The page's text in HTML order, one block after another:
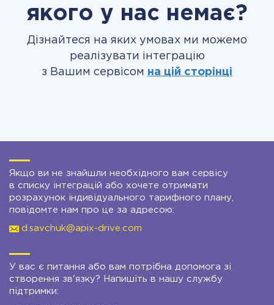
якого у нас немає?
Дізнайтеся на яких умовах ми можемо
реалізувати інтеграцію
з Вашим сервісом на цій сторінці
Якщо ви не знайшли необхідного вам сервісу
в списку інтеграцій або хочете отримати
розрахунок індивідуального тарифного плану,
повідомте нам про це за адресою:
d.savchuk@apix-drive.com
У вас є питання або вам потрібна допомога зі
створення зв'язку? Напишіть в нашу службу
підтримки: